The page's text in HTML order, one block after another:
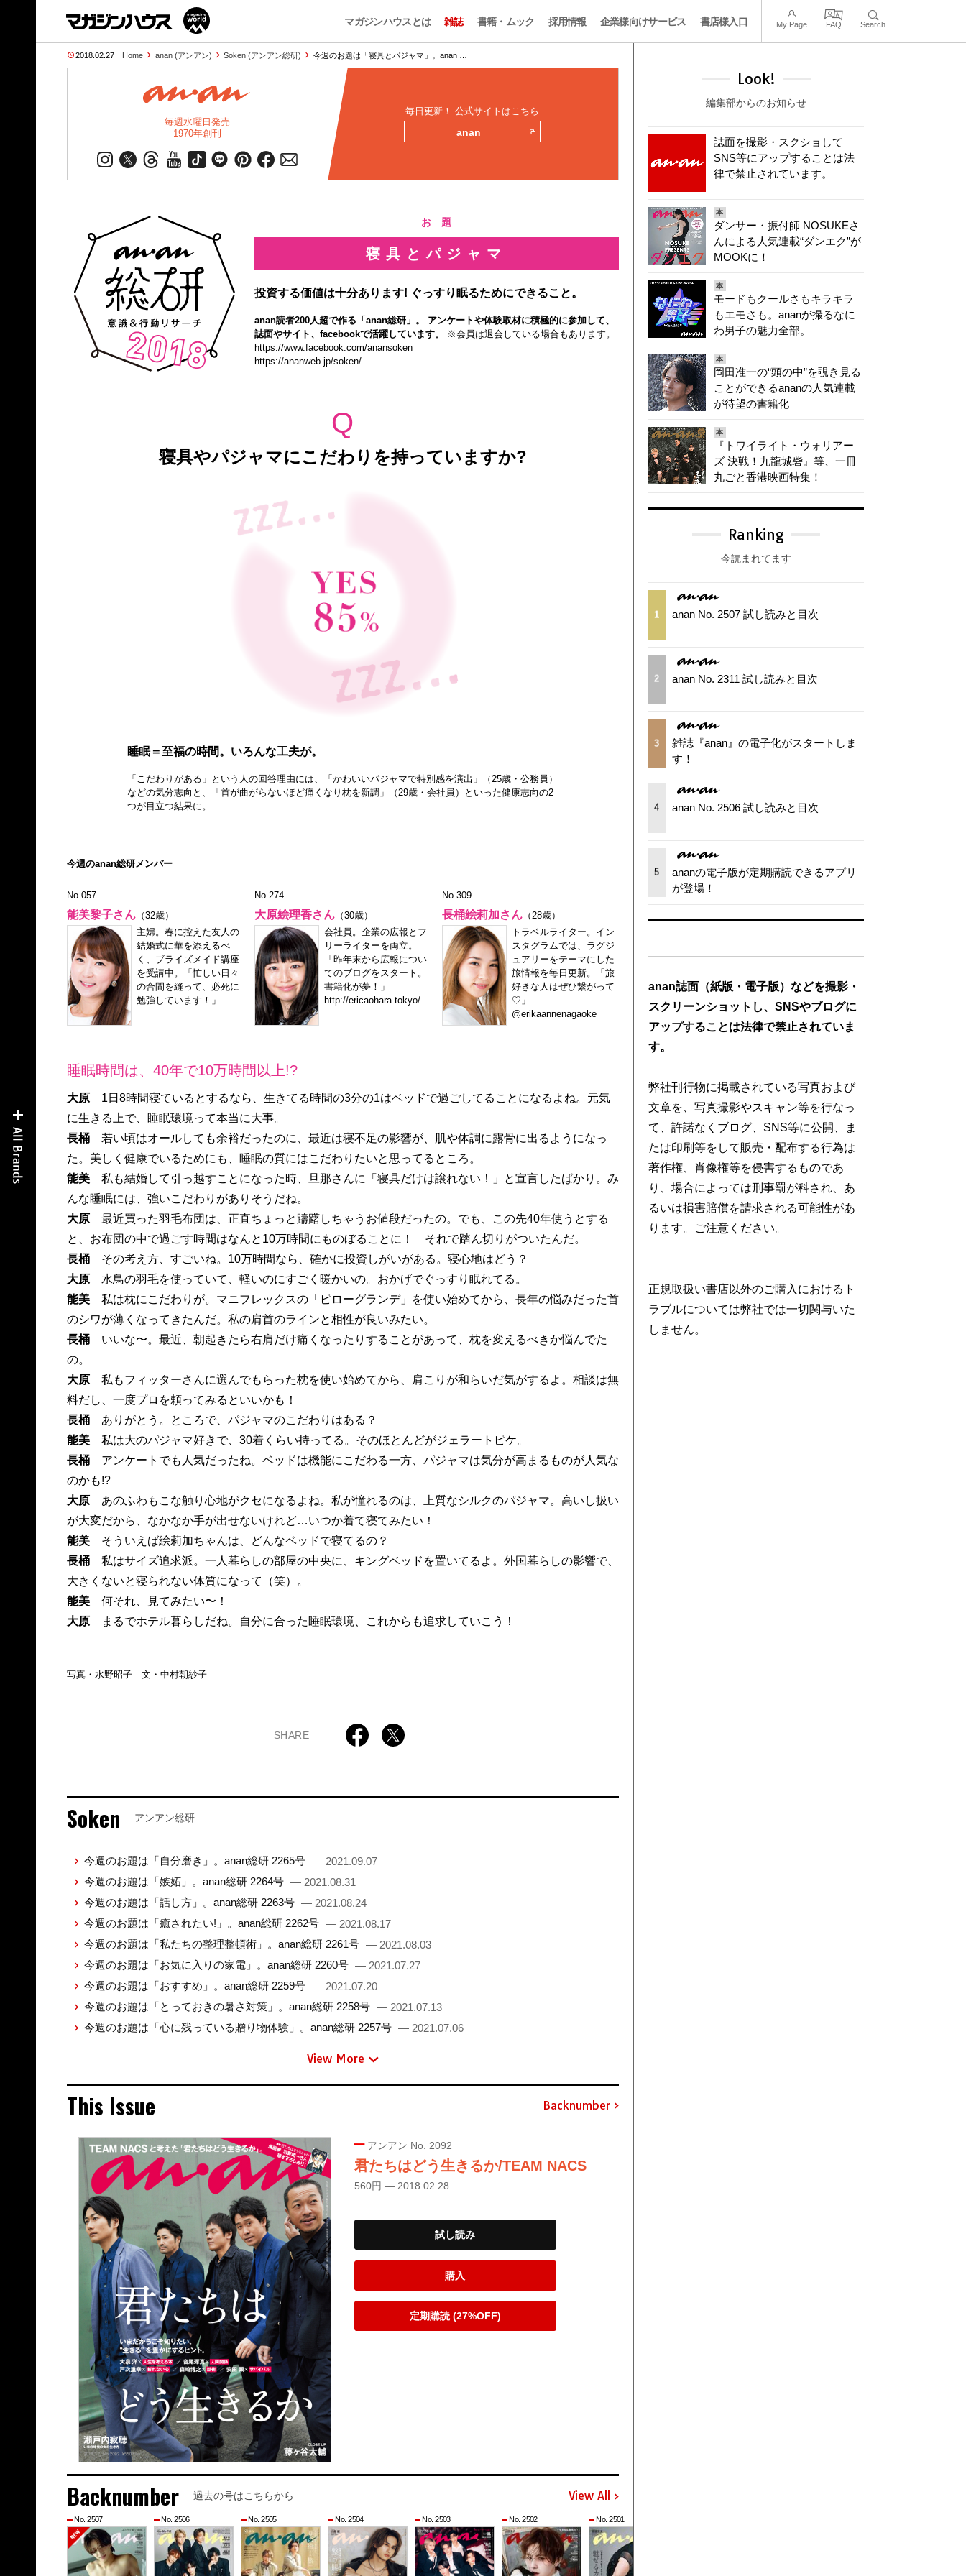
マガジンハウスとは 雑誌 書籍・ムック 採用情報 企業様向けサービス 書店様入口 My Page FAQ Search
2018.02.27 Home anan (アンアン) Soken (アンアン総研) 今週のお題は「寝具とパジャマ」。anan …
毎週水曜日発売
1970年創刊
毎日更新！ 公式サイトはこちら
anan
お 題
寝具とパジャマ
投資する価値は十分あります! ぐっすり眠るためにできること。
anan読者200人超で作る「anan総研」。 アンケートや体験取材に積極的に参加して、
誌面やサイト、facebookで活躍しています。
※会員は退会している場合もあります。
https://www.facebook.com/anansoken
https://ananweb.jp/soken/
Q
寝具やパジャマにこだわりを持っていますか?
睡眠＝至福の時間。いろんな工夫が。
「こだわりがある」という人の回答理由には、「かわいいパジャマで特別感を演出」（25歳・公務員）
などの気分志向と、「首が曲がらないほど痛くなり枕を新調」（29歳・会社員）といった健康志向の2
つが目立つ結果に。
今週のanan総研メンバー
No.057
能美黎子さん（32歳）
主婦。春に控えた友人の
結婚式に華を添えるべ
く、ブライズメイド講座
を受講中。「忙しい日々
の合間を縫って、必死に
勉強しています！」
No.274
大原絵理香さん（30歳）
会社員。企業の広報とフ
リーライターを両立。
「昨年末から広報につい
てのブログをスタート。
書籍化が夢！」
http://ericaohara.tokyo/
No.309
長桶絵莉加さん（28歳）
トラベルライター。イン
スタグラムでは、ラグジ
ュアリーをテーマにした
旅情報を毎日更新。「旅
好きな人はぜひ繋がって
♡」
@erikaannenagaoke
睡眠時間は、40年で10万時間以上!?
大原1日8時間寝ているとするなら、生きてる時間の3分の1はベッドで過ごしてることになるよね。元気
に生きる上で、睡眠環境って本当に大事。
長桶若い頃はオールしても余裕だったのに、最近は寝不足の影響が、肌や体調に露骨に出るようになっ
た。美しく健康でいるためにも、睡眠の質にはこだわりたいと思ってるところ。
能美私も結婚して引っ越すことになった時、旦那さんに「寝具だけは譲れない！」と宣言したばかり。み
んな睡眠には、強いこだわりがありそうだね。
大原最近買った羽毛布団は、正直ちょっと躊躇しちゃうお値段だったの。でも、この先40年使うとする
と、お布団の中で過ごす時間はなんと10万時間にものぼることに！ それで踏ん切りがついたんだ。
長桶その考え方、すごいね。10万時間なら、確かに投資しがいがある。寝心地はどう？
大原水鳥の羽毛を使っていて、軽いのにすごく暖かいの。おかげでぐっすり眠れてる。
能美私は枕にこだわりが。マニフレックスの「ピローグランデ」を使い始めてから、長年の悩みだった首
のシワが薄くなってきたんだ。私の肩首のラインと相性が良いみたい。
長桶いいな〜。最近、朝起きたら右肩だけ痛くなったりすることがあって、枕を変えるべきか悩んでた
の。
大原私もフィッターさんに選んでもらった枕を使い始めてから、肩こりが和らいだ気がするよ。相談は無
料だし、一度プロを頼ってみるといいかも！
長桶ありがとう。ところで、パジャマのこだわりはある？
能美私は大のパジャマ好きで、30着くらい持ってる。そのほとんどがジェラートピケ。
長桶アンケートでも人気だったね。ベッドは機能にこだわる一方、パジャマは気分が高まるものが人気な
のかも!?
大原あのふわもこな触り心地がクセになるよね。私が憧れるのは、上質なシルクのパジャマ。高いし扱い
が大変だから、なかなか手が出せないけれど…いつか着て寝てみたい！
能美そういえば絵莉加ちゃんは、どんなベッドで寝てるの？
長桶私はサイズ追求派。一人暮らしの部屋の中央に、キングベッドを置いてるよ。外国暮らしの影響で、
大きくないと寝られない体質になって（笑）。
能美何それ、見てみたい〜！
大原まるでホテル暮らしだね。自分に合った睡眠環境、これからも追求していこう！
写真・水野昭子 文・中村朝紗子
SHARE
Soken アンアン総研
今週のお題は「自分磨き」。anan総研 2265号 — 2021.09.07
今週のお題は「嫉妬」。anan総研 2264号 — 2021.08.31
今週のお題は「話し方」。anan総研 2263号 — 2021.08.24
今週のお題は「癒されたい!」。anan総研 2262号 — 2021.08.17
今週のお題は「私たちの整理整頓術」。anan総研 2261号 — 2021.08.03
今週のお題は「お気に入りの家電」。anan総研 2260号 — 2021.07.27
今週のお題は「おすすめ」。anan総研 2259号 — 2021.07.20
今週のお題は「とっておきの暑さ対策」。anan総研 2258号 — 2021.07.13
今週のお題は「心に残っている贈り物体験」。anan総研 2257号 — 2021.07.06
View More
This Issue Backnumber
アンアン No. 2092
君たちはどう生きるか/TEAM NACS
560円 — 2018.02.28
試し読み
購入
定期購読 (27%OFF)
Backnumber 過去の号はこちらから View All
No. 2507 No. 2506 No. 2505 No. 2504 No. 2503 No. 2502 No. 2501
Look!
編集部からのお知らせ
誌面を撮影・スクショして
SNS等にアップすることは法
律で禁止されています。
本
ダンサー・振付師 NOSUKEさ
んによる人気連載“ダンエク”が
MOOKに！
本
モードもクールさもキラキラ
もエモさも。ananが撮るなに
わ男子の魅力全部。
本
岡田准一の“頭の中”を覗き見る
ことができるananの人気連載
が待望の書籍化
本
『トワイライト・ウォリアー
ズ 決戦！九龍城砦』等、一冊
丸ごと香港映画特集！
Ranking
今読まれてます
1 anan No. 2507 試し読みと目次
2 anan No. 2311 試し読みと目次
3
雑誌『anan』の電子化がスタートしま
す！
4 anan No. 2506 試し読みと目次
5
ananの電子版が定期購読できるアプリ
が登場！
anan誌面（紙版・電子版）などを撮影・
スクリーンショットし、SNSやブログに
アップすることは法律で禁止されていま
す。
弊社刊行物に掲載されている写真および
文章を、写真撮影やスキャン等を行なっ
て、許諾なくブログ、SNS等に公開、ま
たは印刷等をして販売・配布する行為は
著作権、肖像権等を侵害するものであ
り、場合によっては刑事罰が科され、あ
るいは損害賠償を請求される可能性があ
ります。ご注意ください。
正規取扱い書店以外のご購入におけるト
ラブルについては弊社では一切関与いた
しません。